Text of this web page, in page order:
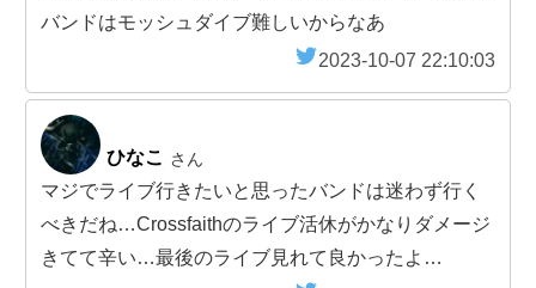
バンドはモッシュダイブ難しいからなあ
2023-10-07 22:10:03
ひなこ さん
マジでライブ行きたいと思ったバンドは迷わず行く
べきだね…Crossfaithのライブ活休がかなりダメージ
きてて辛い…最後のライブ見れて良かったよ…